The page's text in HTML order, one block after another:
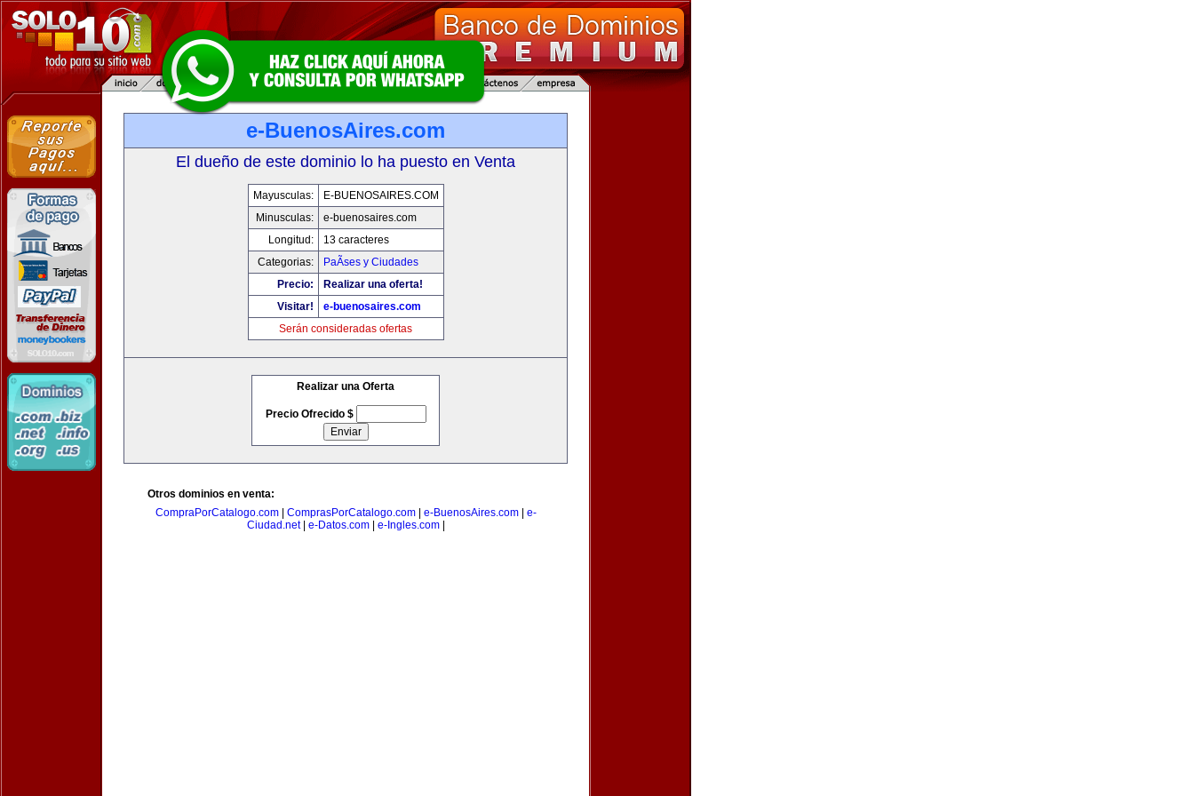
e-BuenosAires.com
El dueño de este dominio lo ha puesto en Venta
Mayusculas:
E-BUENOSAIRES.COM
Minusculas:
e-buenosaires.com
Longitud:
13 caracteres
Categorias:
PaÃ­ses y Ciudades
Precio:
Realizar una oferta!
Visitar!
e-buenosaires.com
Serán consideradas ofertas
Realizar una Oferta
Precio Ofrecido $
Otros dominios en venta:
CompraPorCatalogo.com| ComprasPorCatalogo.com| e-BuenosAires.com| e-
Ciudad.net| e-Datos.com| e-Ingles.com|